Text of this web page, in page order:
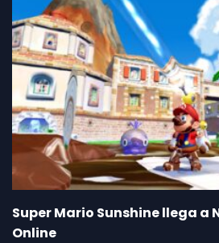
Super Mario Sunshine llega a
Online